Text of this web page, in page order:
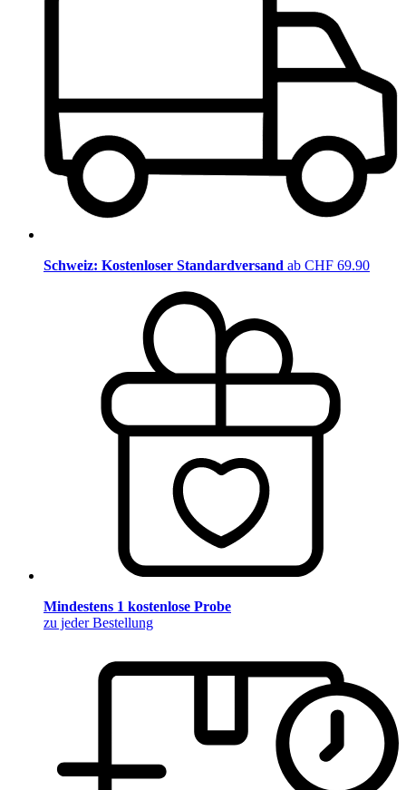
Schweiz: Kostenloser Standardversand ab CHF 69.90
Mindestens 1 kostenlose Probe
zu jeder Bestellung